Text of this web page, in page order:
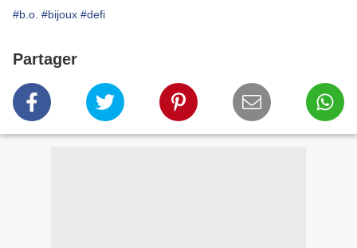
#b.o. #bijoux #defi
Partager